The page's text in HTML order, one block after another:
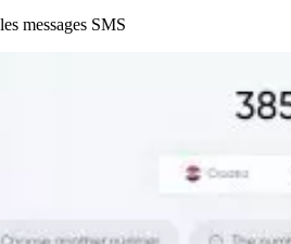
messages SMS